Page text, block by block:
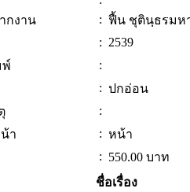
กงาน
: ฟื้น ชุตินฺธรมห
: 2539
พ์
:
: ปกอ่อน
:
า
: หน้า
: 550.00 บาท
ชื่อเรื่อง